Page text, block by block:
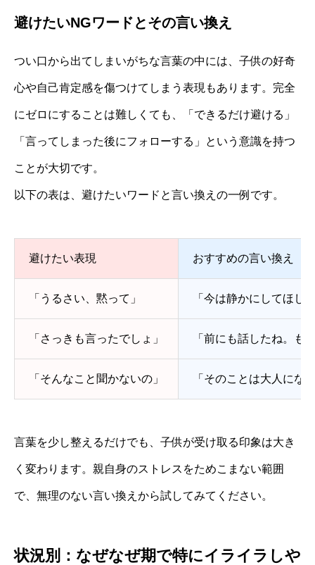
避けたいNGワードとその言い換え
つい口から出てしまいがちな言葉の中には、子供の好奇
心や自己肯定感を傷つけてしまう表現もあります。完全
にゼロにすることは難しくても、「できるだけ避ける」
「言ってしまった後にフォローする」という意識を持つ
ことが大切です。
以下の表は、避けたいワードと言い換えの一例です。
避けたい表現 おすすめの言い換え
「うるさい、黙って」 「今は静かにしてほし
「さっきも言ったでしょ」 「前にも話したね。も
「そんなこと聞かないの」 「そのことは大人にな
言葉を少し整えるだけでも、子供が受け取る印象は大き
く変わります。親自身のストレスをためこまない範囲
で、無理のない言い換えから試してみてください。
状況別：なぜなぜ期で特にイライラしや